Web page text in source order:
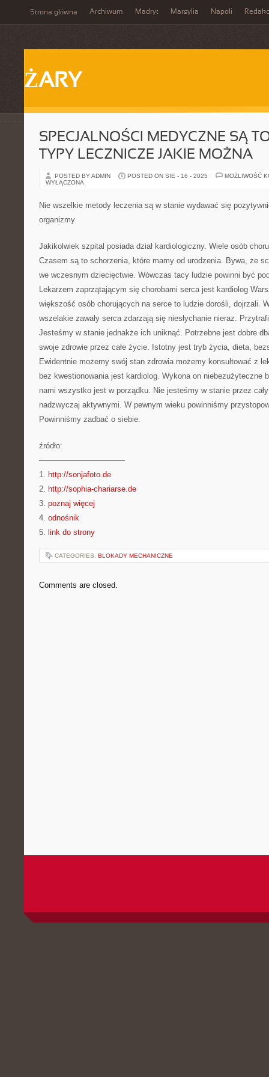
Strona główna Archiwum Madryt Marsylia Napoli
ŻARY
SPECJALNOŚCI MEDYCZNE SĄ
TYPY LECZNICZE JAKIE MOŻNA
POSTED BY ADMIN POSTED ON SIE - 16 - 2025
MOŻLIWOŚĆ
WYŁĄCZONA
Nie wszelkie metody leczenia są w stanie wydawać się
organizmy
Jakikolwiek szpital posiada dział kardiologiczny. Wiele osób
Czasem są to schorzenia, które mamy od urodzenia. Bywa, że
we wczesnym dziecięctwie. Wówczas tacy ludzie powinni być
Lekarzem zaprzątającym się chorobami serca jest kardiolog
większość osób chorujących na serce to ludzie dorośli, dojrzali.
wszelakie zawały serca zdarzają się niesłychanie nieraz.
Jesteśmy w stanie jednakże ich uniknąć. Potrzebne jest dobre
swoje zdrowie przez całe życie. Istotny jest tryb życia, dieta,
Ewidentnie możemy swój stan zdrowia możemy konsultować z
bez kwestionowania jest kardiolog. Wykona on niebezużyteczne
nami wszystko jest w porządku. Nie jesteśmy w stanie przez
nadzwyczaj aktywnymi. W pewnym wieku powinniśmy
Powinniśmy zadbać o siebie.
źródło:
———————————
1. http://sonjafoto.de
2. http://sophia-chariarse.de
3. poznaj więcej
4. odnośnik
5. link do strony
CATEGORIES: BLOKADY MECHANICZNE
Comments are closed.